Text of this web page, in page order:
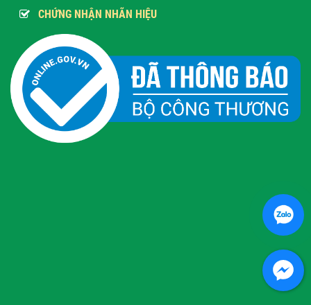
CHỨNG NHẬN NHÃN HIỆU